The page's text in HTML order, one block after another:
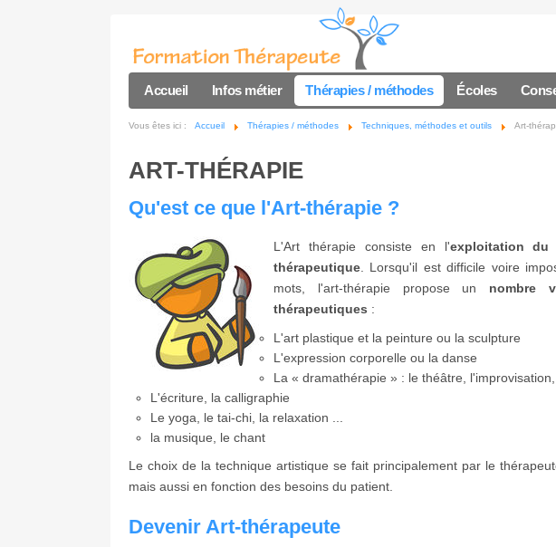
Accueil Infos métier Thérapies / méthodes Écoles
Vous êtes ici : Accueil Thérapies / méthodes Techniques, méthodes et outils Art-
ART-THÉRAPIE
Qu'est ce que l'Art-thérapie ?
L'Art thérapie consiste en l'exploitation du
thérapeutique. Lorsqu'il est difficile voire
mots, l'art-thérapie propose un nombre
thérapeutiques :
L'art plastique et la peinture ou la sculpture
L'expression corporelle ou la danse
La « dramathérapie » : le théâtre,
L'écriture, la calligraphie
Le yoga, le tai-chi, la relaxation ...
la musique, le chant
Le choix de la technique artistique se fait principalement par le
mais aussi en fonction des besoins du patient.
Devenir Art-thérapeute